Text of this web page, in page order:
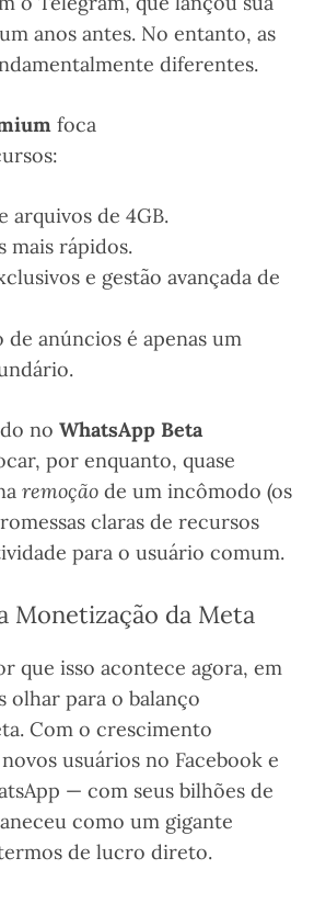
anos antes. No entanto, as
diferentes.
foca
arquivos de 4GB.
mais rápidos.
e gestão avançada de
de anúncios é apenas um
no WhatsApp Beta
por enquanto, quase
remoção de um incômodo (os
claras de recursos
para o usuário comum.
Monetização da Meta
que isso acontece agora, em
olhar para o balanço
Com o crescimento
usuários no Facebook e
— com seus bilhões de
como um gigante
de lucro direto.